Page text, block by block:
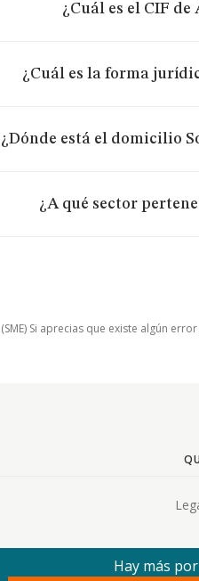
¿Cuál es el CIF
¿Cuál es la forma
¿Dónde está el domicilio
¿A qué sector
Si aprecias que existe algún
Hay más